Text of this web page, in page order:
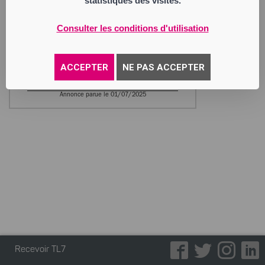
Consulter les conditions d'utilisation
ACCEPTER NE PAS ACCEPTER
NAUTIN RESTAURATION
Société par Actions Simplifiée
42000 Saint-Étienne
530 541 572 RCS Saint Etienne
Annonce parue le 01/07/2025
Recevoir TL7